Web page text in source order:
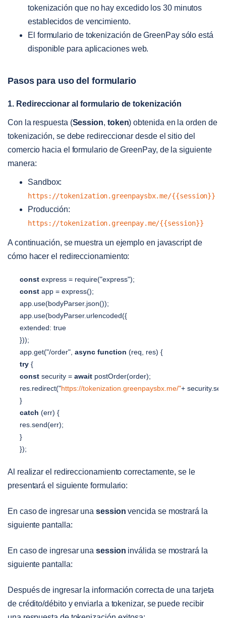
tokenización que no hay excedido los 30 minutos
establecidos de vencimiento.
El formulario de tokenización de GreenPay sólo está
disponible para aplicaciones web.
Pasos para uso del formulario
1. Redireccionar al formulario de tokenización
Con la respuesta (Session, token) obtenida en la orden de
tokenización, se debe redireccionar desde el sitio del
comercio hacia el formulario de GreenPay, de la siguiente
manera:
Sandbox:
https://tokenization.greenpaysbx.me/{{session}}
Producción:
https://tokenization.greenpay.me/{{session}}
A continuación, se muestra un ejemplo en javascript de
cómo hacer el redireccionamiento:
const express = require("express");
const app = express();
app use(bodyParser. json());
app use(bodyParser. urlencoded({
extended: true
}));
app get("/order" async function (req res) {
try {
const security = await postOrder(order);
res redirect("https://tokenization.greenpaysbx.me/"+ security.
}
catch (err) {
res send(err);
}
});
Al realizar el redireccionamiento correctamente, se le
presentará el siguiente formulario:
Open image-20240229-160955.png
En caso de ingresar unasession vencida se mostrará la
siguiente pantalla:
Open image-20240306-202007.png
En caso de ingresar unasession inválida se mostrará la
siguiente pantalla:
Open image-20240306-202421.png
Después de ingresar la información correcta de una tarjeta
de crédito/débito y enviarla a tokenizar, se puede recibir